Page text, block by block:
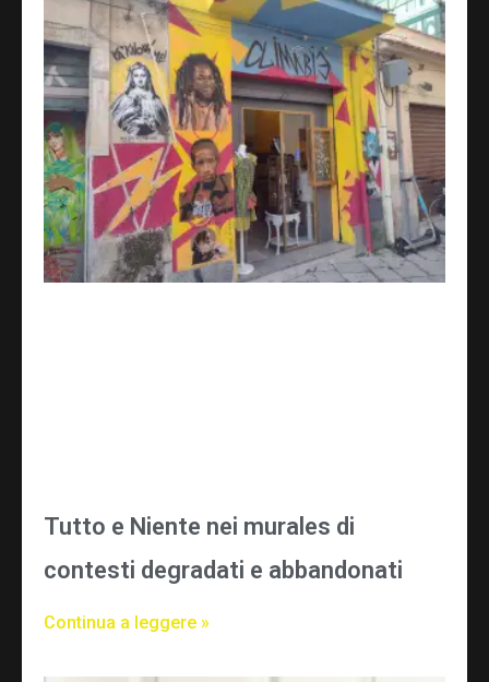
Tutto e Niente nei murales di
contesti degradati e abbandonati
Continua a leggere »